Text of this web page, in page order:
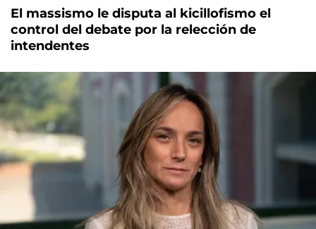
El massismo le disputa al kicillofismo el
control del debate por la relección de
intendentes